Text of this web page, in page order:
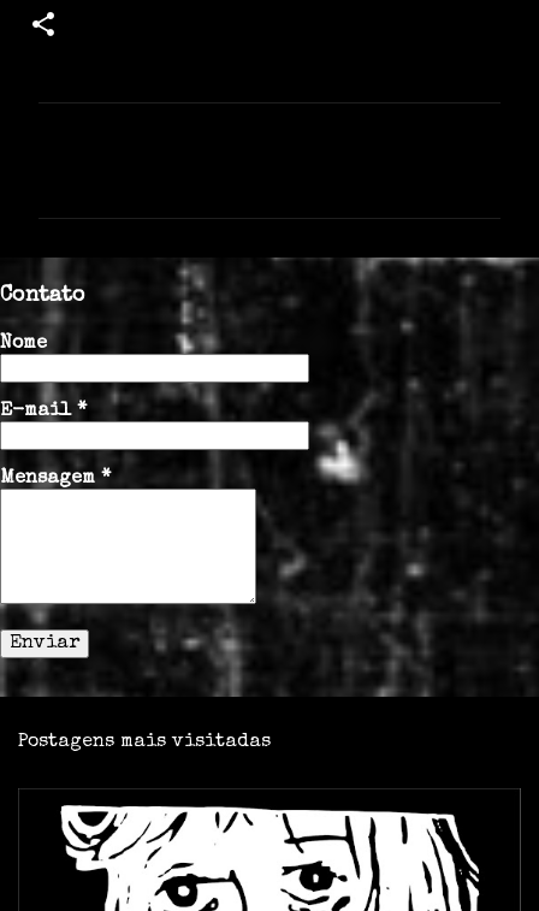
á
r
i
o
s
Contato
Nome
E-mail *
Mensagem *
Postagens mais visitadas